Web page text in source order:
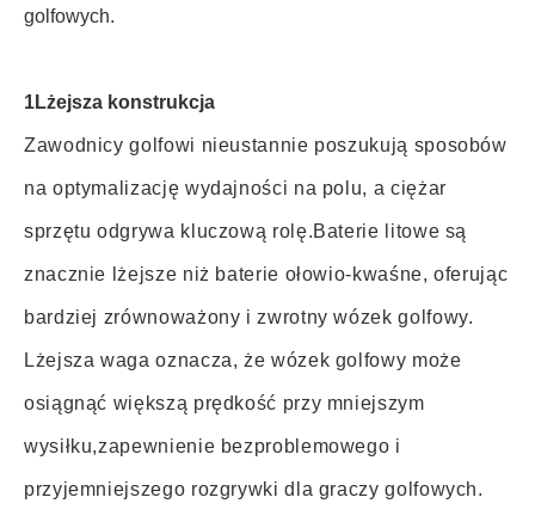
golfowych.
1Lżejsza konstrukcja
Zawodnicy golfowi nieustannie poszukują sposobów
na optymalizację wydajności na polu, a ciężar
sprzętu odgrywa kluczową rolę.Baterie litowe są
znacznie lżejsze niż baterie ołowio-kwaśne, oferując
bardziej zrównoważony i zwrotny wózek golfowy.
Lżejsza waga oznacza, że wózek golfowy może
osiągnąć większą prędkość przy mniejszym
wysiłku,zapewnienie bezproblemowego i
przyjemniejszego rozgrywki dla graczy golfowych.